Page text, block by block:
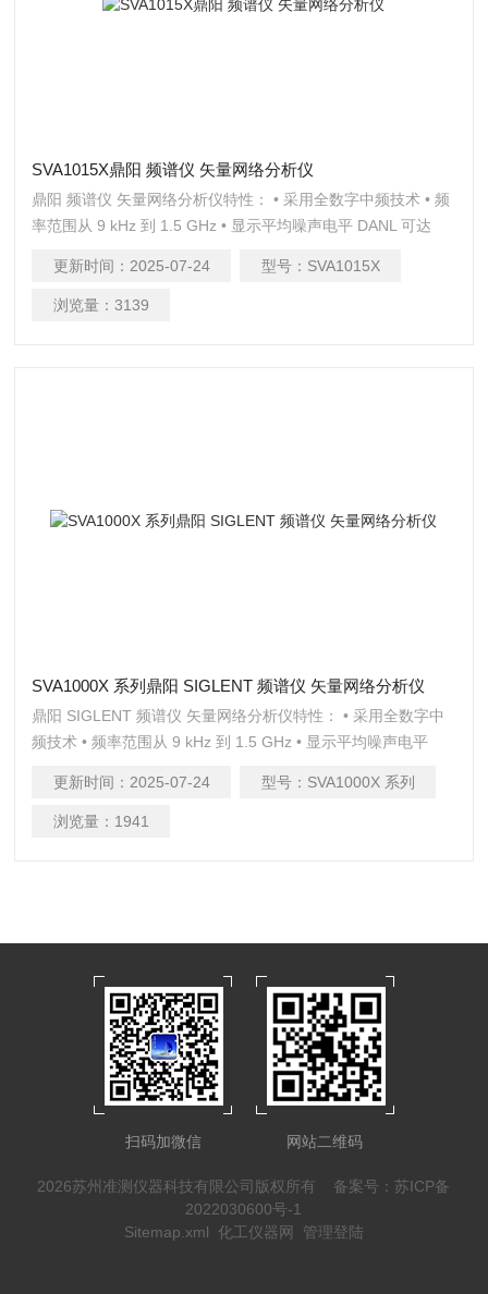
SVA1015X鼎阳 频谱仪 矢量网络分析仪
鼎阳 频谱仪 矢量网络分析仪特性： • 采用全数字中频技术 • 频
率范围从 9 kHz 到 1.5 GHz • 显示平均噪声电平 DANL 可达
GHz，偏移 10 kHz，典型值） •
更新时间： 2025-07-24 型号： SVA1015X
浏览量： 3139
SVA1000X 系列鼎阳 SIGLENT 频谱仪 矢量网络分析仪
鼎阳 SIGLENT 频谱仪 矢量网络分析仪特性： • 采用全数字中
频技术 • 频率范围从 9 kHz 到 1.5 GHz • 显示平均噪声电平
更新时间： 2025-07-24 型号： SVA1000X 系列
浏览量： 1941
扫码加微信 网站二维码
2026苏州准测仪器科技有限公司版权所有 备案号：苏ICP备
2022030600号-1
Sitemap.xml 化工仪器网 管理登陆